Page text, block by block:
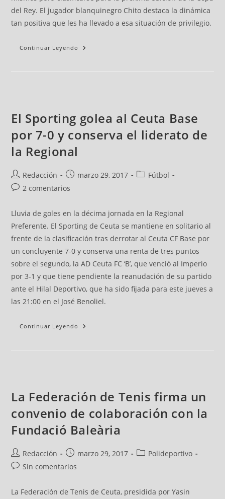
del Rey. El jugador blanquinegro Chito destaca la dinámica
tan positiva que les ha llevado a esa situación de privilegio.
Continuar Leyendo
El Sporting golea al Ceuta Base
por 7-0 y conserva el liderato de
la Regional
Redacción marzo 29, 2017
Fútbol
2 comentarios
Lluvia de goles en la décima jornada en la Regional
Preferente. El Sporting de Ceuta se mantiene en solitario al
frente de la clasificación tras derrotar al Ceuta CF Base por
un concluyente 7-0 y conserva una renta de tres puntos
sobre el segundo, la AD Ceuta FC ‘B’, que venció al Imperio
por 3-1 y que tiene pendiente la reanudación de su partido
ante el Hilal Deportivo, que ha sido fijada para este jueves a
las 21:00 en el José Benoliel.
Continuar Leyendo
La Federación de Tenis firma un
convenio de colaboración con la
Fundació Baleària
Redacción marzo 29, 2017
Polideportivo
Sin comentarios
La Federación de Tenis de Ceuta, presidida por Yasin